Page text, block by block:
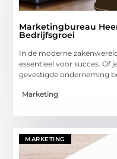
Marketingbureau
Bedrijfsgroei
In de moderne
essentieel voor succes. Of
gevestigde onderneming
Marketing
MARKETING